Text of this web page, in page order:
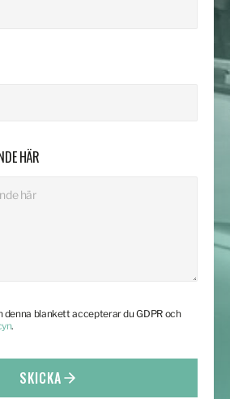
HÄR
denna blankett accepterar du GDPR och
.
SKICKA